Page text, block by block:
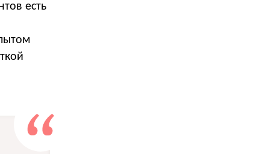
есть